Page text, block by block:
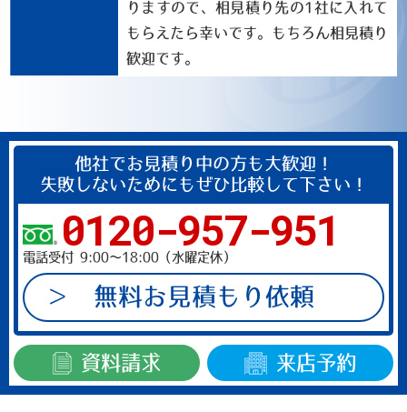
りますので、相見積り先の1社に入れて
もらえたら幸いです。もちろん相見積り
歓迎です。
他社でお見積り中の方も大歓迎！
失敗しないためにもぜひ比較して下さい！
0120-957-951
電話受付 9:00～18:00（水曜定休）
無料お見積もり依頼
資料請求 来店予約